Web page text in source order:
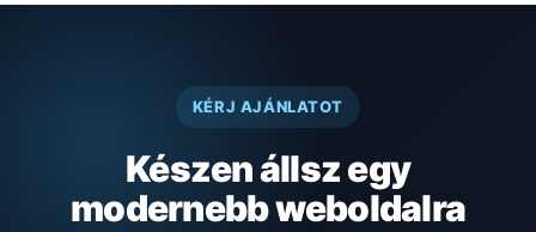
KÉRJ AJÁNLATOT
Készen állsz egy
modernebb weboldalra